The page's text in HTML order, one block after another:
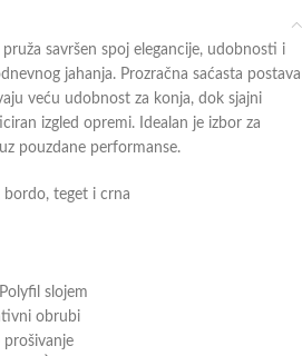
pruža savršen spoj elegancije, udobnosti i
jahanja. Prozračna saćasta postava
veću udobnost za konja, dok sjajni
izgled opremi. Idealan je izbor za
pouzdane performanse.
bordo, teget i crna
slojem
obrubi